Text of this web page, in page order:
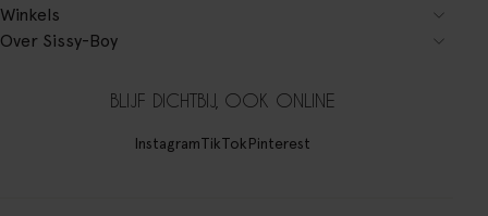
Winkels
Over Sissy-Boy
BLIJF DICHTBIJ, OOK ONLINE
InstagramTikTokPinterest